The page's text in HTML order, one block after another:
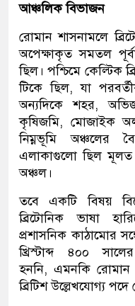
আঞ্চলিক বিভাজন
রোমান শাসনামলে
অপেক্ষাকৃত সমতল
ছিল। পশ্চিমে কেল্টিক
টিকে ছিল, যা
অন্যদিকে শহর,
কৃষিজমি, মোজাইক
নিম্নভূমি অঞ্চলের
এলাকাগুলো ছিল মূলত
অঞ্চল।
তবে একটি বিষয়
ব্রিটোনিক ভাষা
প্রশাসনিক কাঠামোর
খ্রিস্টাব্দ ৪০০
হননি, এমনকি রোমান
ব্রিটিশ উল্লেখযোগ্য